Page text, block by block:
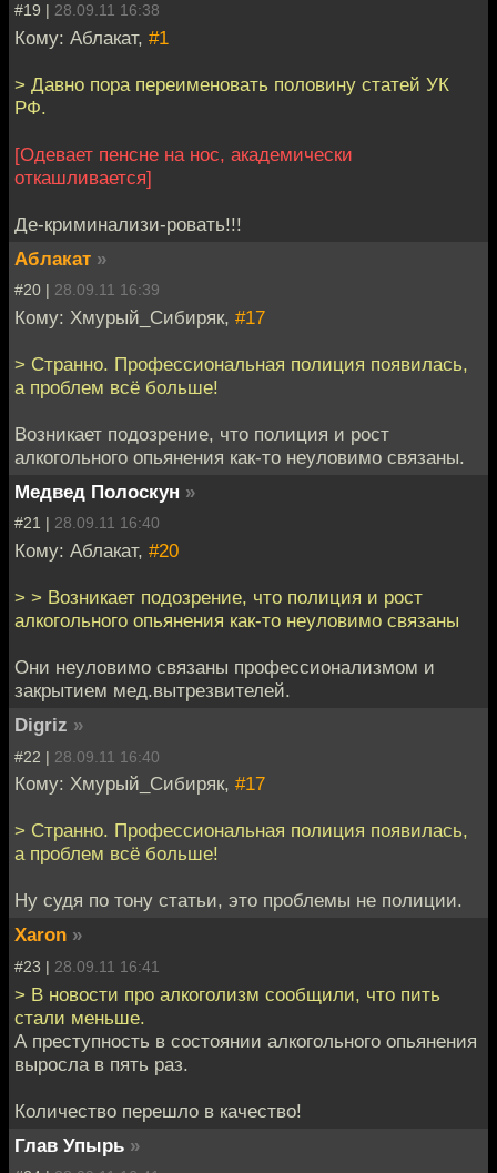
#19 | 28.09.11 16:38
Кому: Аблакат, #1
> Давно пора переименовать половину статей УК
РФ.
[Одевает пенсне на нос, академически
откашливается]
Де-криминализи-ровать!!!
Аблакат »
#20 | 28.09.11 16:39
Кому: Хмурый_Сибиряк, #17
> Странно. Профессиональная полиция появилась,
а проблем всё больше!
Возникает подозрение, что полиция и рост
алкогольного опьянения как-то неуловимо связаны.
Медвед Полоскун »
#21 | 28.09.11 16:40
Кому: Аблакат, #20
> > Возникает подозрение, что полиция и рост
алкогольного опьянения как-то неуловимо связаны
Они неуловимо связаны профессионализмом и
закрытием мед.вытрезвителей.
Digriz »
#22 | 28.09.11 16:40
Кому: Хмурый_Сибиряк, #17
> Странно. Профессиональная полиция появилась,
а проблем всё больше!
Ну судя по тону статьи, это проблемы не полиции.
Xaron »
#23 | 28.09.11 16:41
> В новости про алкоголизм сообщили, что пить
стали меньше.
А преступность в состоянии алкогольного опьянения
выросла в пять раз.
Количество перешло в качество!
Глав Упырь »